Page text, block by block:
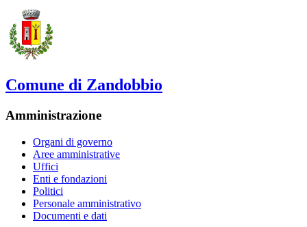
Comune di Zandobbio
Amministrazione
Organi di governo
Aree amministrative
Uffici
Enti e fondazioni
Politici
Personale amministrativo
Documenti e dati